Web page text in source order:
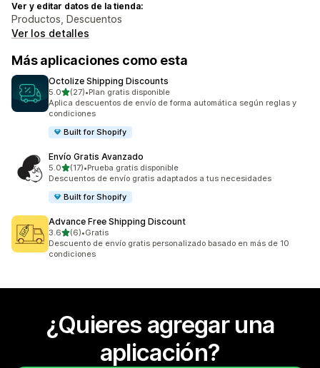
Ver y editar datos de la tienda:
Productos, Descuentos
Ver los detalles
Más aplicaciones como esta
Octolize Shipping Discounts
5.0de 5 estrellas
(27)
27 reseñas en total
•Plan gratis disponible
Aplica descuentos de envío de forma automática según reglas y
condiciones
Built for Shopify
Envío Gratis Avanzado
5.0de 5 estrellas
(17)
17 reseñas en total
•Prueba gratis disponible
Descuentos de envío gratis adaptados a tus necesidades
Built for Shopify
Advance Free Shipping Discount
3.6de 5 estrellas
(6)
6 reseñas en total
•Gratis
Descuento de envío gratis personalizado basado en más de 10
condiciones
¿Quieres agregar una
aplicación?